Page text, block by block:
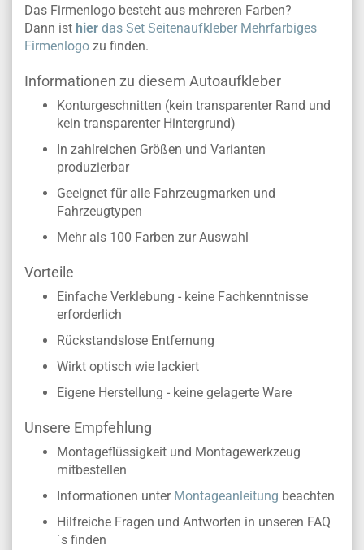
Das Firmenlogo besteht aus mehreren Farben?
Dann ist hier das Set Seitenaufkleber Mehrfarbiges
Firmenlogo zu finden.
Informationen zu diesem Autoaufkleber
Konturgeschnitten (kein transparenter Rand und
kein transparenter Hintergrund)
In zahlreichen Größen und Varianten
produzierbar
Geeignet für alle Fahrzeugmarken und
Fahrzeugtypen
Mehr als 100 Farben zur Auswahl
Vorteile
Einfache Verklebung - keine Fachkenntnisse
erforderlich
Rückstandslose Entfernung
Wirkt optisch wie lackiert
Eigene Herstellung - keine gelagerte Ware
Unsere Empfehlung
Montageflüssigkeit und Montagewerkzeug
mitbestellen
Informationen unter Montageanleitung beachten
Hilfreiche Fragen und Antworten in unseren FAQ
´s finden